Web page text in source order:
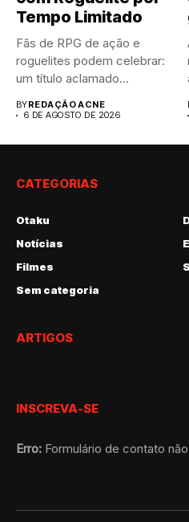
Tempo Limitado
Fãs de RPG de ação e
roguelites podem celebrar:
um título aclamado...
BYREDAÇÃO ACNE
6 DE AGOSTO DE 2026
CATEGORIAS
Otaku
Notícias
Filmes
Sem categoria
ARTIGOS
INSCREVA-SE
Erro: Formulário de contato